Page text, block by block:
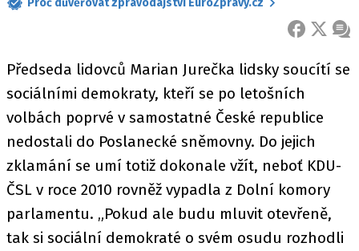
Proč důvěřovat zpravodajství EuroZprávy.cz
FACEBOOK
X
Předseda lidovců Marian Jurečka lidsky soucítí se
sociálními demokraty, kteří se po letošních
volbách poprvé v samostatné České republice
nedostali do Poslanecké sněmovny. Do jejich
zklamání se umí totiž dokonale vžít, neboť KDU-
ČSL v roce 2010 rovněž vypadla z Dolní komory
parlamentu. „Pokud ale budu mluvit otevřeně,
tak si sociální demokraté o svém osudu rozhodli